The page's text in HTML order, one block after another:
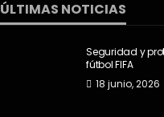
ÚLTIMAS NOTICIAS
Seguridad y
fútbol FIFA
18 junio, 2026